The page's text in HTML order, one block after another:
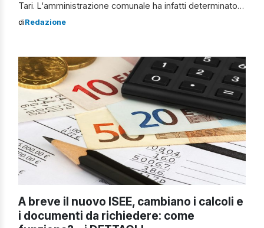
Tari. L‘amministrazione comunale ha infatti determinato
di ridurre o azzerare le tariffe TARI 2021 con contributi
dell’emergenza Covid-19, stanziando la somma di 4
milioni e […]
diRedazione
A breve il nuovo ISEE, cambiano i calcoli e
i documenti da richiedere: come